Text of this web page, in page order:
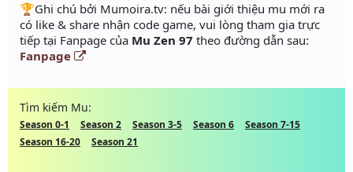
️🏆Ghi chú bởi Mumoira.tv: nếu bài giới thiệu mu mới ra
có like & share nhận code game, vui lòng tham gia trực
tiếp tại Fanpage của Mu Zen 97 theo đường dẫn sau:
Fanpage
Tìm kiếm Mu:
Season 0-1 Season 2 Season 3-5 Season 6
Season 7-15
Season 16-20
Season 21